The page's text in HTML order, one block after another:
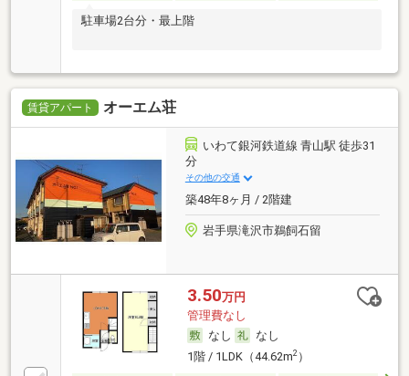
駐車場2台分・最上階
賃貸アパート オーエム荘
いわて銀河鉄道線 青山駅 徒歩31
分
その他の交通
築48年8ヶ月 / 2階建
岩手県滝沢市鵜飼石留
3.50万円
管理費なし
なし
なし
1階 / 1LDK（44.62m2）